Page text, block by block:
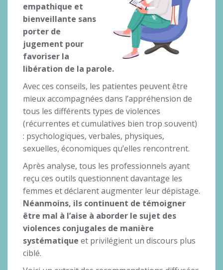
empathique et
bienveillante sans
porter de
jugement pour
favoriser la
libération de la parole.
Avec ces conseils, les patientes peuvent être
mieux accompagnées dans l’appréhension de
tous les différents types de violences
(récurrentes et cumulatives bien trop souvent)
: psychologiques, verbales, physiques,
sexuelles, économiques qu’elles rencontrent.
Après analyse, tous les professionnels ayant
reçu ces outils questionnent davantage les
femmes et déclarent augmenter leur dépistage.
Néanmoins, ils continuent de témoigner
être mal à l’aise à aborder le sujet des
violences conjugales de manière
systématique et privilégient un discours plus
ciblé.